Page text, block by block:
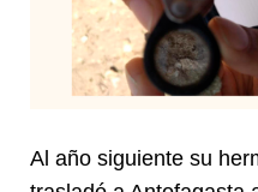
Al año siguiente su